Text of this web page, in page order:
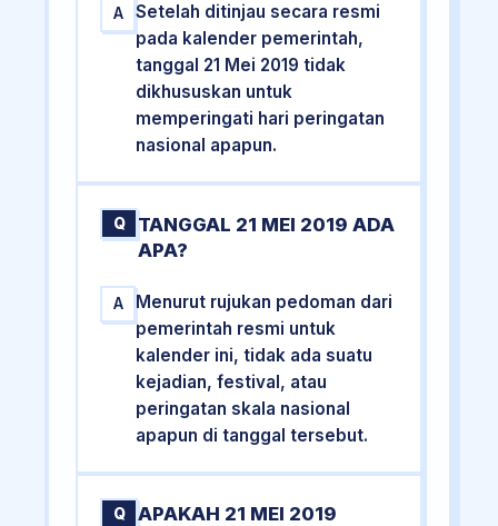
A
Setelah ditinjau secara resmi
pada kalender pemerintah,
tanggal 21 Mei 2019 tidak
dikhususkan untuk
memperingati hari peringatan
nasional apapun.
Q
TANGGAL 21 MEI 2019 ADA
APA?
A
Menurut rujukan pedoman dari
pemerintah resmi untuk
kalender ini, tidak ada suatu
kejadian, festival, atau
peringatan skala nasional
apapun di tanggal tersebut.
Q
APAKAH 21 MEI 2019